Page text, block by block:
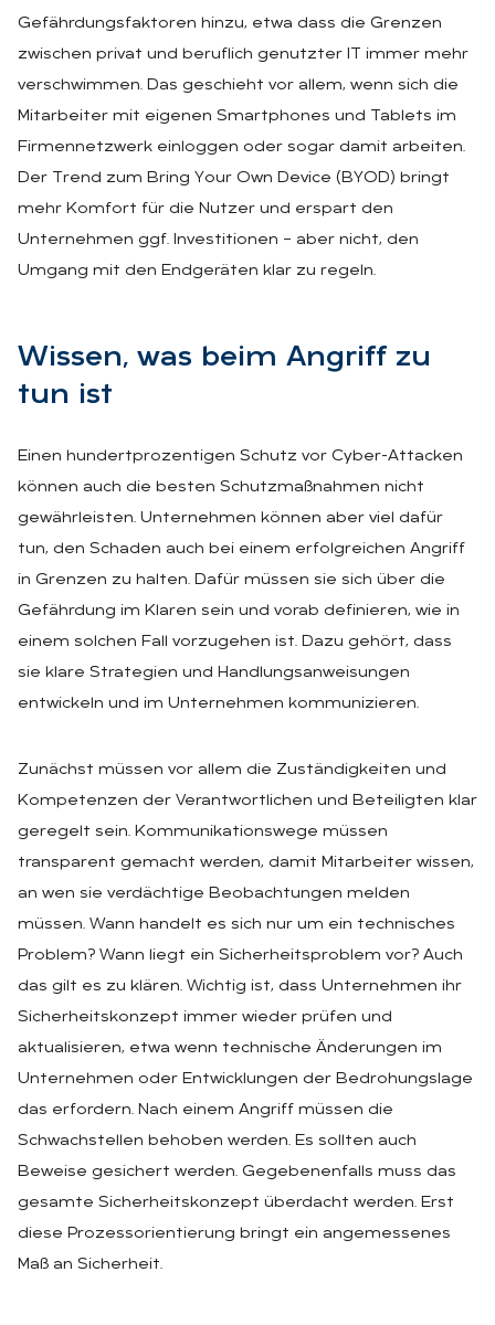
Gefährdungsfaktoren hinzu, etwa dass die Grenzen
zwischen privat und beruflich genutzter IT immer mehr
verschwimmen. Das geschieht vor allem, wenn sich die
Mitarbeiter mit eigenen Smartphones und Tablets im
Firmennetzwerk einloggen oder sogar damit arbeiten.
Der Trend zum Bring Your Own Device (BYOD) bringt
mehr Komfort für die Nutzer und erspart den
Unternehmen ggf. Investitionen – aber nicht, den
Umgang mit den Endgeräten klar zu regeln.
Wis­sen, was beim An­griff zu
tun ist
Einen hundertprozentigen Schutz vor Cyber-Attacken
können auch die besten Schutzmaßnahmen nicht
gewährleisten. Unternehmen können aber viel dafür
tun, den Schaden auch bei einem erfolgreichen Angriff
in Grenzen zu halten. Dafür müssen sie sich über die
Gefährdung im Klaren sein und vorab definieren, wie in
einem solchen Fall vorzugehen ist. Dazu gehört, dass
sie klare Strategien und Handlungsanweisungen
entwickeln und im Unternehmen kommunizieren.
Zunächst müssen vor allem die Zuständigkeiten und
Kompetenzen der Verantwortlichen und Beteiligten klar
geregelt sein. Kommunikationswege müssen
transparent gemacht werden, damit Mitarbeiter wissen,
an wen sie verdächtige Beobachtungen melden
müssen. Wann handelt es sich nur um ein technisches
Problem? Wann liegt ein Sicherheitsproblem vor? Auch
das gilt es zu klären. Wichtig ist, dass Unternehmen ihr
Sicherheitskonzept immer wieder prüfen und
aktualisieren, etwa wenn technische Änderungen im
Unternehmen oder Entwicklungen der Bedrohungslage
das erfordern. Nach einem Angriff müssen die
Schwachstellen behoben werden. Es sollten auch
Beweise gesichert werden. Gegebenenfalls muss das
gesamte Sicherheitskonzept überdacht werden. Erst
diese Prozessorientierung bringt ein angemessenes
Maß an Sicherheit.